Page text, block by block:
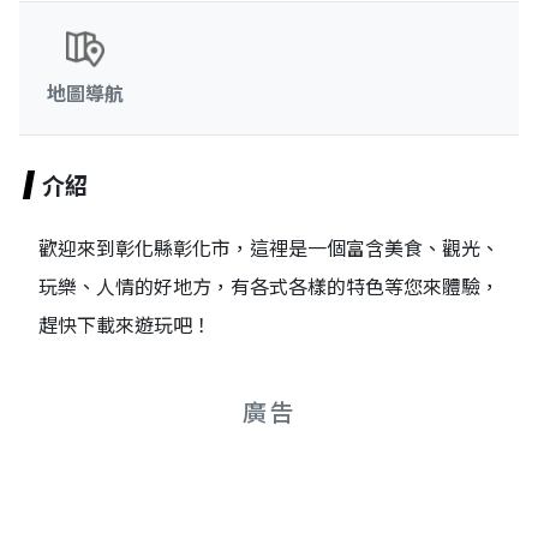
地圖導航
介紹
歡迎來到彰化縣彰化市，這裡是一個富含美食、觀光、
玩樂、人情的好地方，有各式各樣的特色等您來體驗，
趕快下載來遊玩吧！
廣告